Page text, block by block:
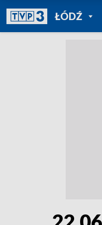
ŁÓDŹ
TVP